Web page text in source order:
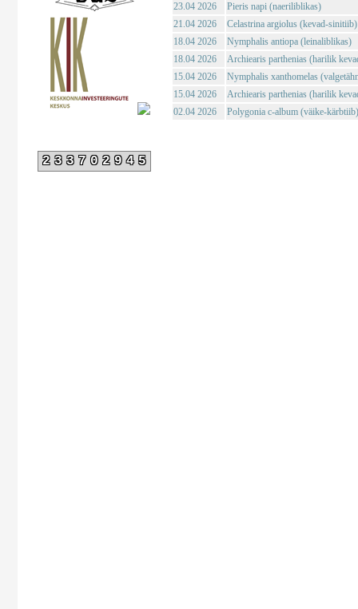
233702945
23.04 2026
Pieris napi (naeriliblikas)
21.04 2026
Celastrina argiolus (kevad-sinitiib)
18.04 2026
Nymphalis antiopa (leinaliblikas)
18.04 2026
Archiearis parthenias (harilik
15.04 2026
Nymphalis xanthomelas
15.04 2026
Archiearis parthenias (harilik
02.04 2026
Polygonia c-album (väike-kärbtiib)